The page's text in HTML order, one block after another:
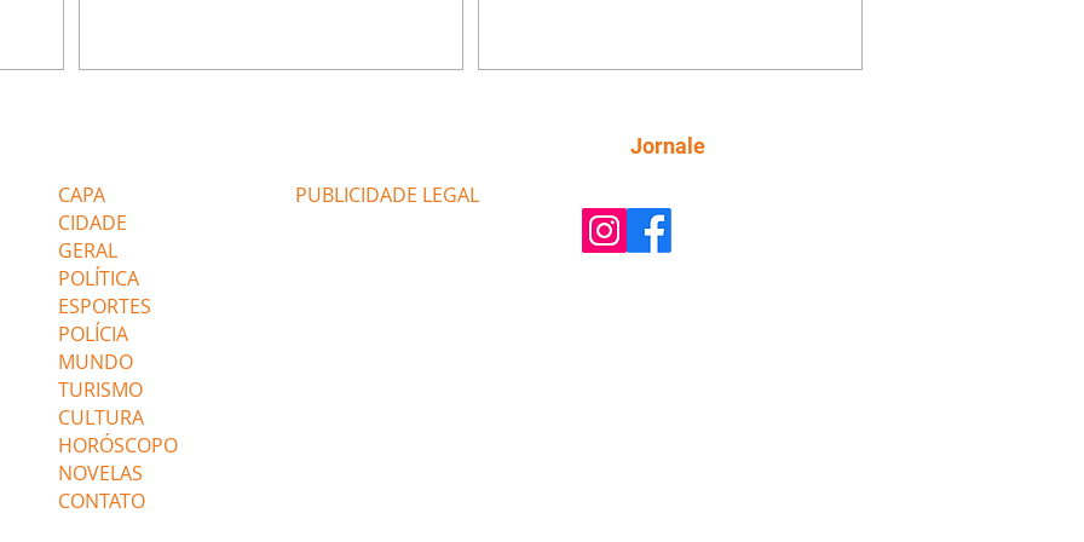
de
termina o relacionamento dos dois.
comentam sobre a possível jazida de
tungstênio na região. Virgínia provoca
CAPA
CIDADE
GERAL
POLÍTICA
ESPORTES
POLÍCIA
MUNDO
TURISMO
CULTURA
HORÓSCOPO
NOVELAS
CONTATO
PUBLICIDADE LEGAL
Jornale